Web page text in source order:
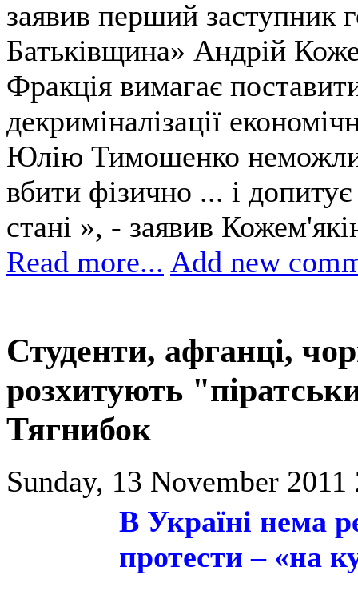
заявив перший заступник
Батьківщина» Андрій
Фракція вимагає
декриміналізації
Юлію Тимошенко
вбити фізично ... і
стані », - заявив
Read more... Add new
Студенти, афганці,
розхитують
Тягнибок
Sunday, 13 November
В Україні нема
протести – «на